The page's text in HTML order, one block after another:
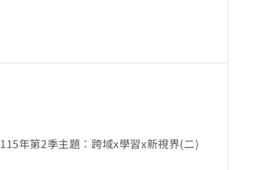
115年第2季主題：跨域x學習x新視界(二)